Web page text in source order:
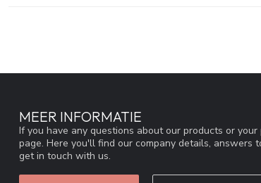
MEER INFORMATIE
If you have any questions about our products or
page. Here you'll find our company details,
get in touch with us.